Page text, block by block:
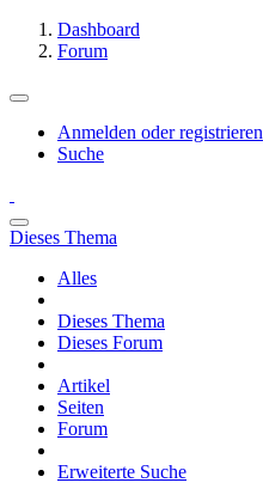
Dashboard
Forum
Anmelden oder registrieren
Suche
Dieses Thema
Alles
Dieses Thema
Dieses Forum
Artikel
Seiten
Forum
Erweiterte Suche